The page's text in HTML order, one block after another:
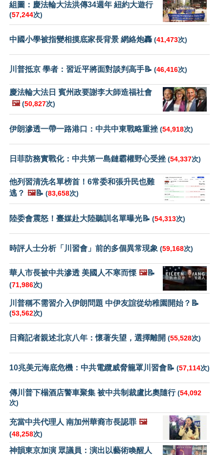
組圖：慶法輪大法洪傳34週年 紐約大遊行
(57,244次)
中國小學被指變相摸底家長背景 網絡炮轟 (41,473次)
川普抵京 學者：習近平將面對談判高手📝 (46,416次)
慶法輪大法日 賓州政要謝李大師造福社會
🖼️ (50,827次)
伊朗滲透一帶一路港口：中共中東戰略重挫 (54,918次)
日菲防務實戰化：中共第一島鏈霸權野心受挫 (54,337次)
他列習清洗名單榜首！6常委和張升民也難
逃？ 🖼️📝 (83,658次)
陸委會震怒！臺媒赴大陸聽訓名單曝光📝 (54,313次)
時評人士分析「川習會」前的多個異常現象 (59,168次)
華人市長被中共滲透 美國人不寒而慄 🖼️📝
(71,986次)
川普稱不需習介入伊朗問題 中伊友誼從幼稚園開始？📝
(53,562次)
日裔記者親述北京八年：懷著失望，選擇離開 (55,528次)
10兆美元海底危機：中共電纜威脅籠罩川習會📝 (57,114次)
傳川普下榻酒店警車聚集 被中共制裁盧比奧隨行(54,092
次)
充當中共代理人 南加州華裔市長認罪 🖼️
(48,258次)
神韻東京加演 眾議員：演出以藝術喚醒人